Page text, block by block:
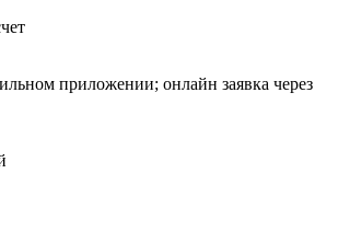
приложении; онлайн заявка через